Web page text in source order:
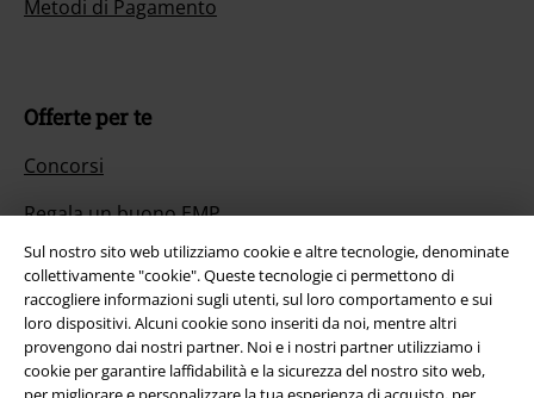
Sul nostro sito web utilizziamo cookie e altre tecnologie, denominate
collettivamente "cookie". Queste tecnologie ci permettono di
raccogliere informazioni sugli utenti, sul loro comportamento e sui
loro dispositivi. Alcuni cookie sono inseriti da noi, mentre altri
provengono dai nostri partner. Noi e i nostri partner utilizziamo i
cookie per garantire laffidabilità e la sicurezza del nostro sito web,
Metodi di Pagamento
Offerte per te
Concorsi
Regala un buono EMP
Sconto EMP per studenti
EMP Backstage Club